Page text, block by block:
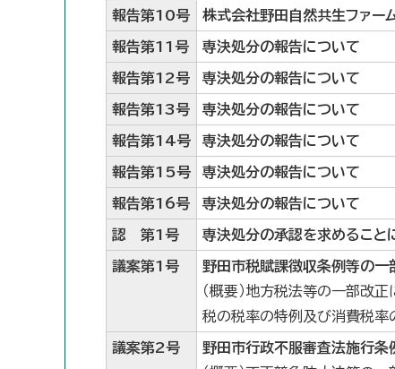
報告第10号 株式会社野田自然共生ファー
報告第11号 専決処分の報告について
報告第12号 専決処分の報告について
報告第13号 専決処分の報告について
報告第14号 専決処分の報告について
報告第15号 専決処分の報告について
報告第16号 専決処分の報告について
認 第1号 専決処分の承認を求めること
議案第1号
野田市税賦課徴収条例等の一
（概要）地方税法等の一部改
税の税率の特例及び消費税率
議案第2号
野田市行政不服審査法施行条